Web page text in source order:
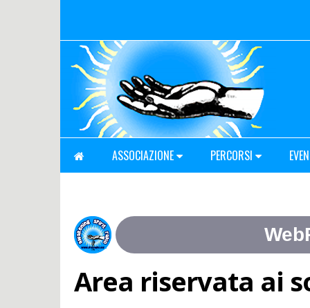
ASSOCIAZIONE PERCORSI
Area riservata ai